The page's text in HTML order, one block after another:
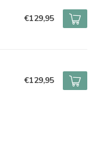
€129,95
€129,95